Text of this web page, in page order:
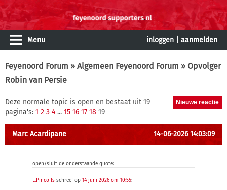
Menu inloggen aanmelden
Feyenoord Forum » Algemeen Feyenoord Forum » Opvolger
Robin van Persie
Deze normale topic is open en bestaat uit 19
pagina's: 1 2 3 4 ... 15 16 17 18 19
Marc Acardipane 14-06-2026 14:03:09
open/sluit de onderstaande quote:
L.Pincoffs schreef op 14 juni 2026 om 10:55: